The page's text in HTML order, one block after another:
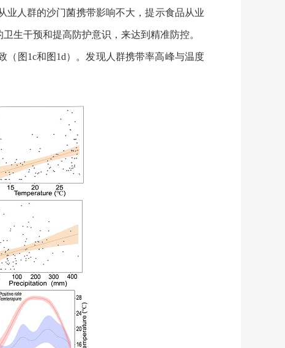
业人群的沙门菌携带影响不大，提示食品从业
生干预和提高防护意识，来达到精准防控。
图1c和图1d）。发现人群携带率高峰与温度